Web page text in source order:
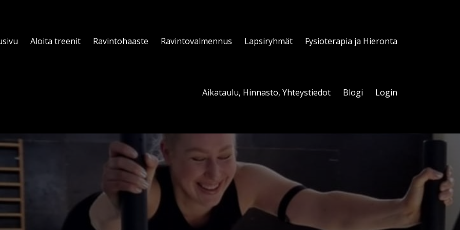
Aloita treenit Ravintohaaste Ravintovalmennus Lapsiryhmät Fysioterapia ja Hieronta
Aikataulu, Hinnasto, Yhteystiedot Blogi Login